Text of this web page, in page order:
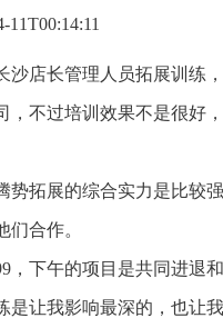
店长管理人员拓展训练
不过培训效果不是很好
拓展的综合实力是比较
合作。
下午的项目是共同进退
让我影响最深的，也让